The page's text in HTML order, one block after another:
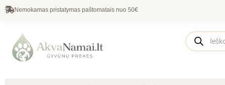
Nemokamas pristatymas paštomatais nuo 50€